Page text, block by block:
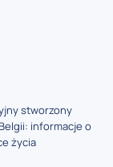
stworzony
informacje o
życia